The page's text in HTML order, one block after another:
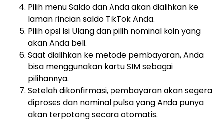
Pilih menu Saldo dan Anda akan dialihkan ke
laman rincian saldo TikTok Anda.
Pilih opsi Isi Ulang dan pilih nominal koin yang
akan Anda beli.
Saat dialihkan ke metode pembayaran, Anda
bisa menggunakan kartu SIM sebagai
pilihannya.
Setelah dikonfirmasi, pembayaran akan segera
diproses dan nominal pulsa yang Anda punya
akan terpotong secara otomatis.